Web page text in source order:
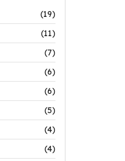
(19)
(11)
(7)
(6)
(6)
(5)
(4)
(4)